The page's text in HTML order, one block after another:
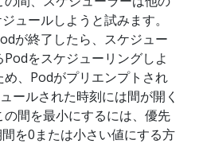
ュールしようと試みます。
が終了したら、スケジュー
をスケジューリングしよ
め、Podがプリエンプトされ
ールされた時刻には間が開く
間を最小にするには、優先
を0または小さい値にする方